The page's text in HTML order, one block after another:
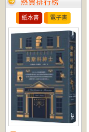
熱賣排行榜
紙本書 電子書